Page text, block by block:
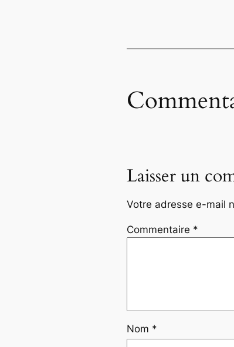
Laisser un
Votre adresse e-mail
Commentaire *
Nom *